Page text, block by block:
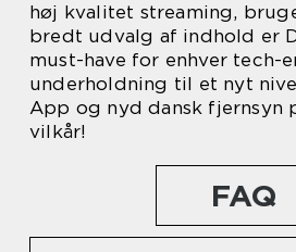
høj kvalitet streaming,
bredt udvalg af indhold er
must-have for enhver tech-
underholdning til et nyt
App og nyd dansk fjernsyn
vilkår!
FAQ